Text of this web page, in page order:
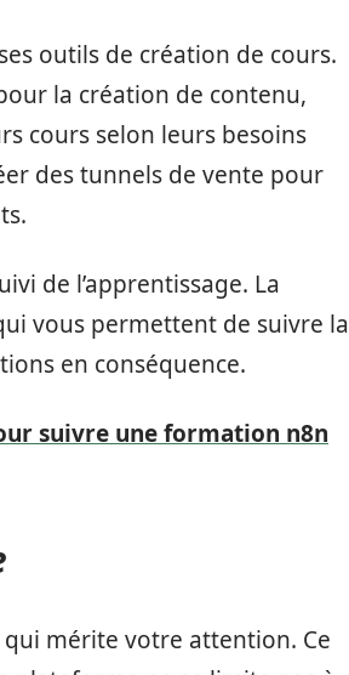
outils de création de cours.
la création de contenu,
cours selon leurs besoins
des tunnels de vente pour
de l’apprentissage. La
vous permettent de suivre la
en conséquence.
suivre une formation n8n
mérite votre attention. Ce